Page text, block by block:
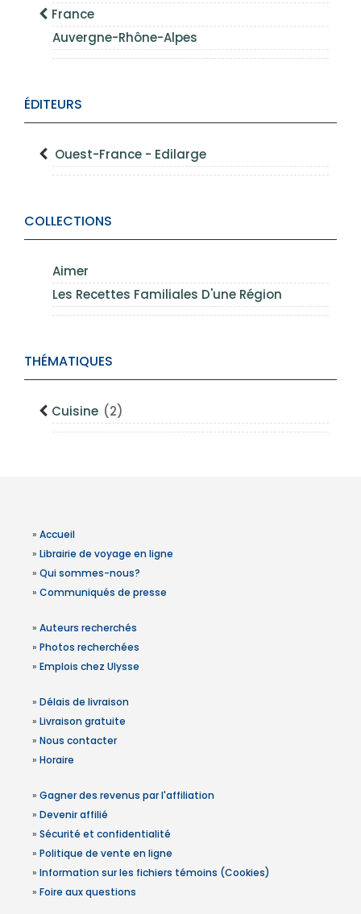
France
Auvergne-Rhône-Alpes
ÉDITEURS
Ouest-France - Edilarge
COLLECTIONS
Aimer
Les Recettes Familiales D'une Région
THÉMATIQUES
Cuisine (2)
» Accueil
» Librairie de voyage en ligne
» Qui sommes-nous?
» Communiqués de presse
» Auteurs recherchés
» Photos recherchées
» Emplois chez Ulysse
» Délais de livraison
» Livraison gratuite
» Nous contacter
» Horaire
» Gagner des revenus par l'affiliation
» Devenir affilié
» Sécurité et confidentialité
» Politique de vente en ligne
» Information sur les fichiers témoins (Cookies)
» Foire aux questions